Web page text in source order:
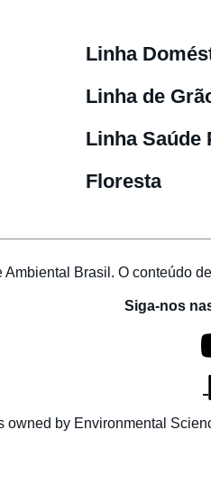
Linha
Linha de
Linha Saúde
Floresta
Brasil. O conteúdo
Siga-nos
owned by Environmental